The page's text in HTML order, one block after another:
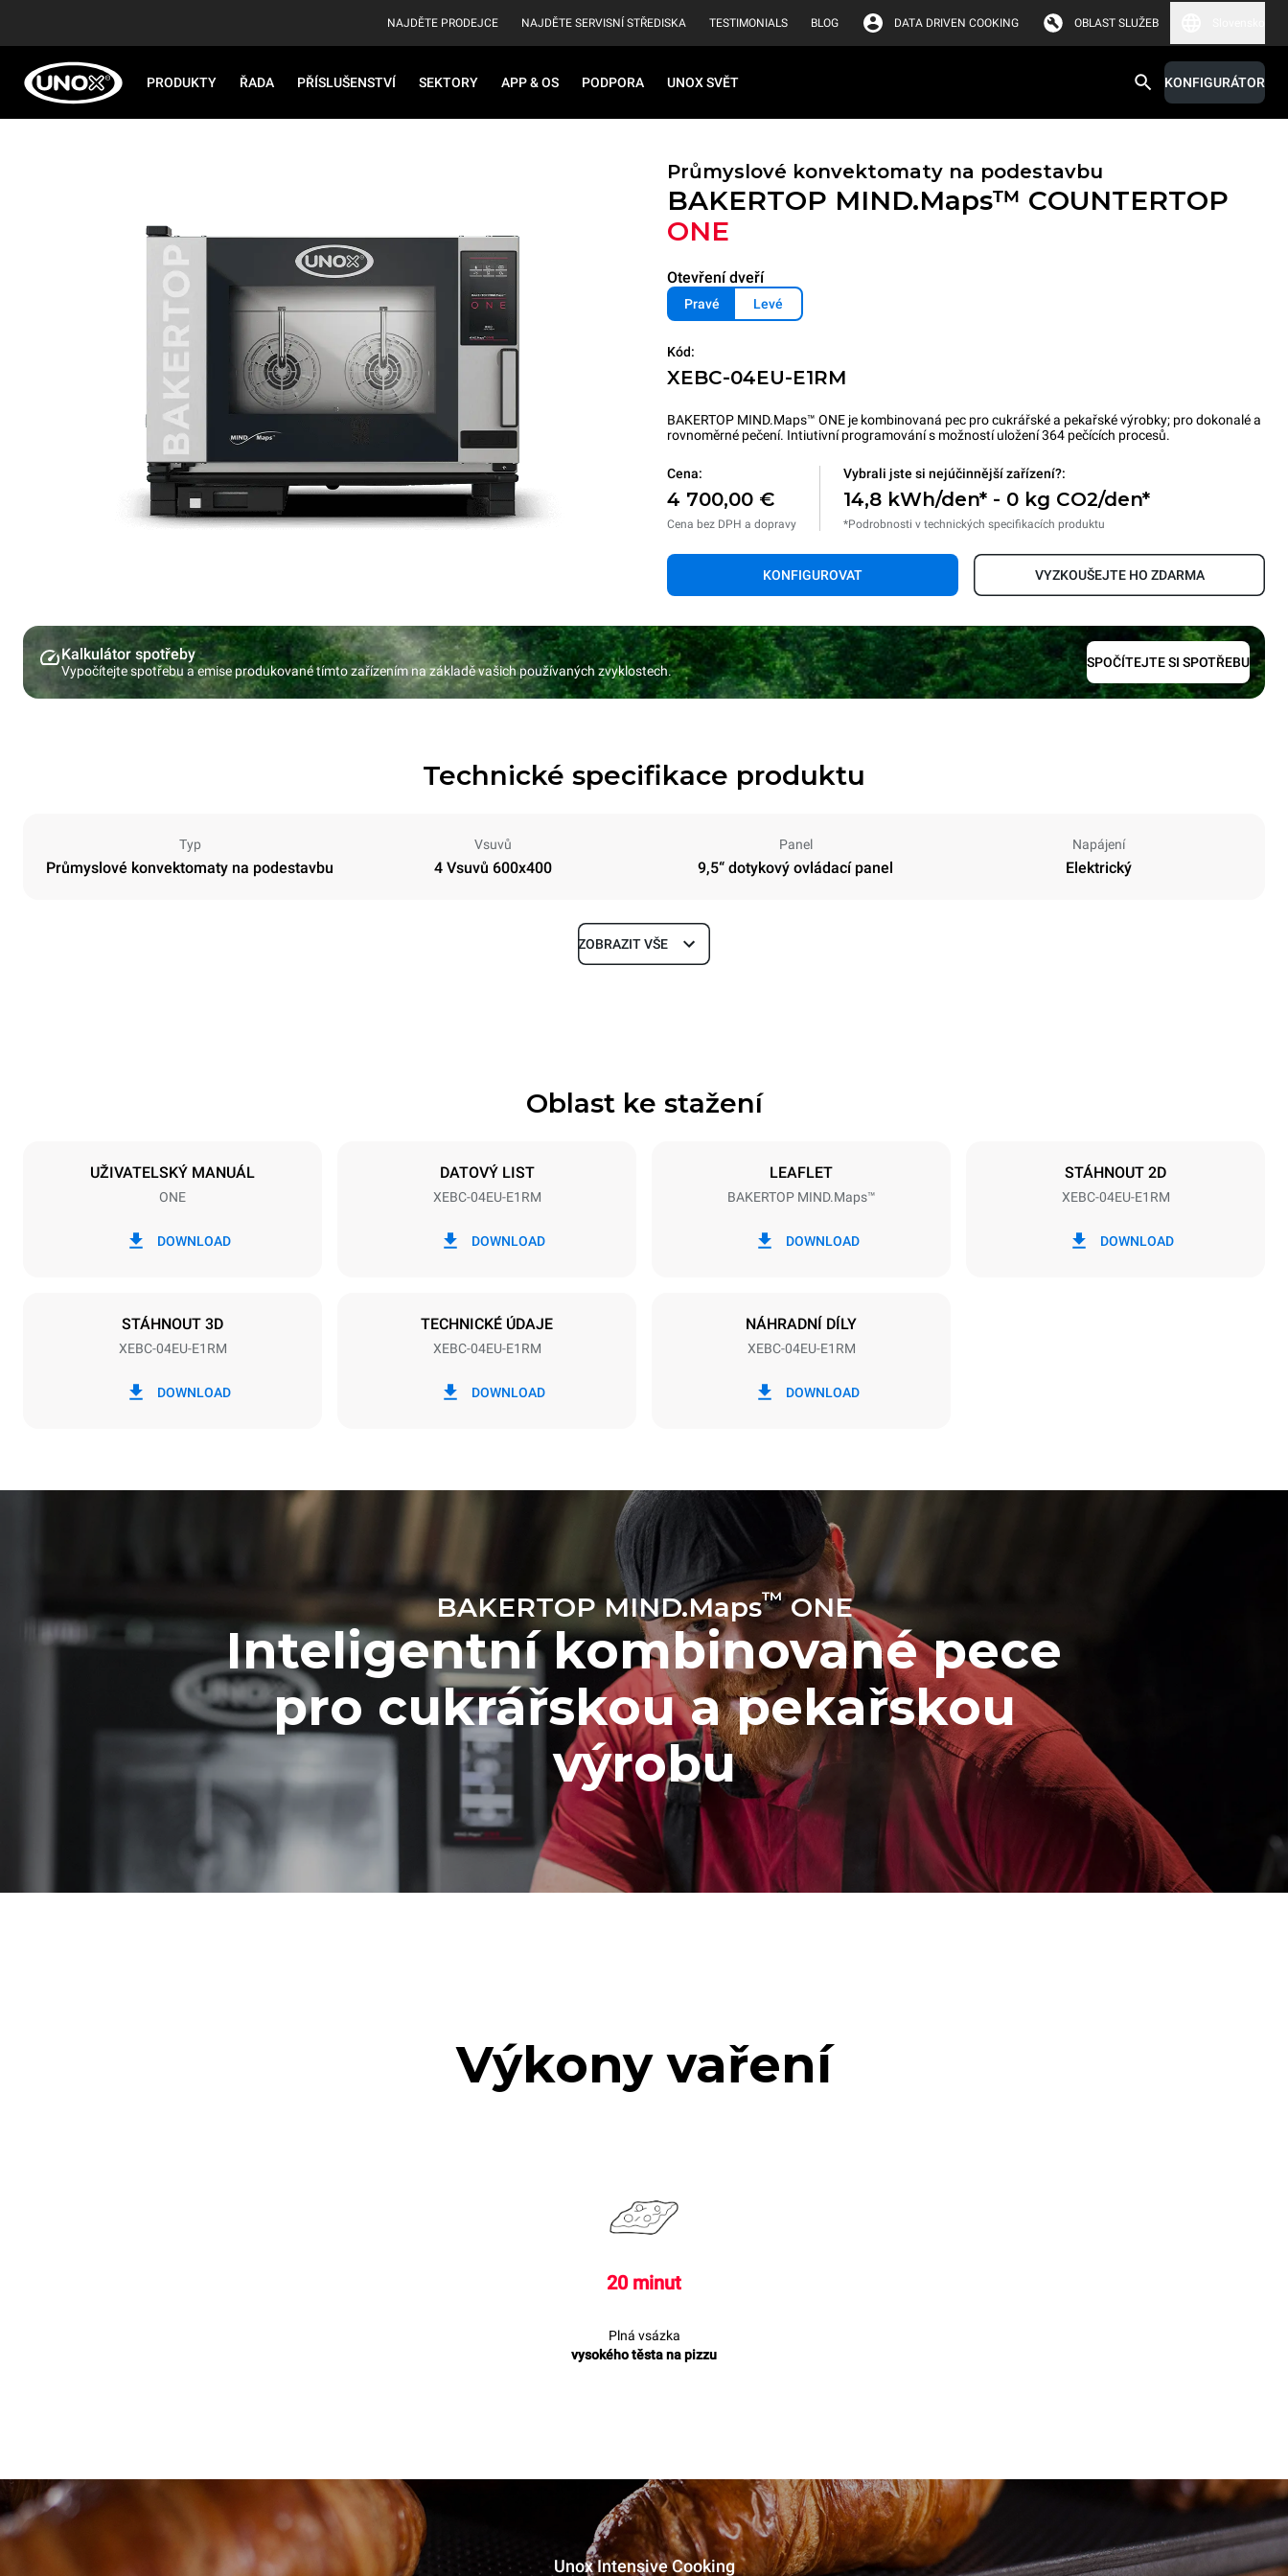
NAJDĚTE PRODEJCE NAJDĚTE SERVISNÍ STŘEDISKA TESTIMONIALS BLOG DATA DRIVEN COOKING OBLAST SLUŽEB
PRODUKTY ŘADA PŘÍSLUŠENSTVÍ SEKTORY APP & OS PODPORA UNOX SVĚT KONFIGURÁTOR
Průmyslové konvektomaty na podestavbu
BAKERTOP MIND.Maps™ COUNTERTOP
ONE
Otevření dveří
Pravé Levé
Kód:
XEBC-04EU-E1RM
BAKERTOP MIND.Maps™ ONE je kombinovaná pec pro cukrářské a pekařské výrobky; pro dokonalé a
rovnoměrné pečení. Intiutivní programování s možností uložení 364 pečících procesů.
Cena:
4 700,00 €
Cena bez DPH a dopravy
Vybrali jste si nejúčinnější zařízení?:
14,8 kWh/den* - 0 kg CO2/den*
*Podrobnosti v technických specifikacích produktu
KONFIGUROVAT VYZKOUŠEJTE HO ZDARMA
Kalkulátor spotřeby
Vypočítejte spotřebu a emise produkované tímto zařízením na základě vašich používaných zvyklostech.
SPOČÍTEJTE SI SPOTŘEBU
Technické specifikace produktu
Typ
Průmyslové konvektomaty na podestavbu
Vsuvů
4 Vsuvů 600x400
Panel
9,5“ dotykový ovládací panel
Napájení
Elektrický
Hloubka
Velikost plechu
380-415V 3N~ / 220-240V 3~ / 220-240V
Spotřeba v kwh a emise co2
které je přístroj připojen; ty lze snížit tím, že
se rozhodnete zakoupit energii vyrobenou
z obnovitelných zdrojů.
Estimated assuming the following weekly washing
program (42 weeks/year):
1 short wash
ZOBRAZIT VŠE
Oblast ke stažení
UŽIVATELSKÝ MANUÁL
ONE
DOWNLOAD
DATOVÝ LIST
XEBC-04EU-E1RM
DOWNLOAD
LEAFLET
BAKERTOP MIND.Maps™
DOWNLOAD
STÁHNOUT 2D
XEBC-04EU-E1RM
DOWNLOAD
STÁHNOUT 3D
XEBC-04EU-E1RM
DOWNLOAD
TECHNICKÉ ÚDAJE
XEBC-04EU-E1RM
DOWNLOAD
NÁHRADNÍ DÍLY
XEBC-04EU-E1RM
DOWNLOAD
BAKERTOP MIND.Maps™ONE
Inteligentní kombinované pece
pro cukrářskou a pekařskou
výrobu
Výkony vaření
20 minut
Plná vsázka
vysokého těsta na pizzu
Unox Intensive Cooking